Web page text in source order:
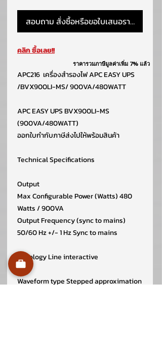
สอบถาม สั่งซื้อหรือขอใบเสนอราคา
คลิก ซื้อเลย!!
APC216 เครื่องสำรองไฟ APC EASY UPS
/BVX900LI-MS/ 900VA/480WATT
APC EASY UPS BVX900LI-MS
(900VA/480WATT)
ออกใบกำกับภาษีส่งไปให้พร้อมสินค้า
Technical Specifications
Output
Max Configurable Power (Watts) 480
Watts / 900VA
Output Frequency (sync to mains)
50/60 Hz +/- 1 Hz Sync to mains
Topology Line interactive
Waveform type Stepped approximation
ราคารวมภาษีมูลค่าเพิ่ม 7% แล้ว